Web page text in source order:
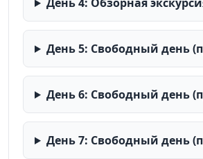
День 5: Свободный день
День 6: Свободный день
День 7: Свободный день